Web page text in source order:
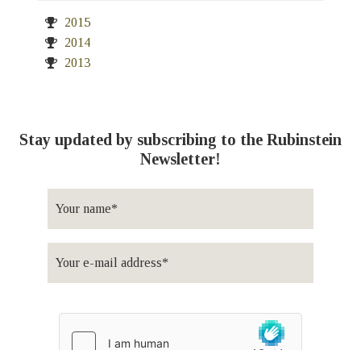
2015
2014
2013
Stay updated by subscribing to the Rubinstein
Newsletter!